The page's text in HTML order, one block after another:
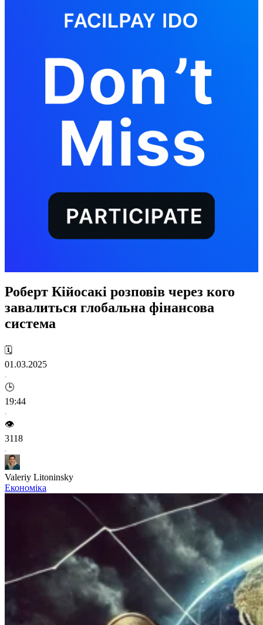
Роберт Кійосакі розповів через кого
завалиться глобальна фінансова
система
🗓️
01.03.2025
🕒
19:44
👁️
3118
Valeriy Litoninsky
Економіка